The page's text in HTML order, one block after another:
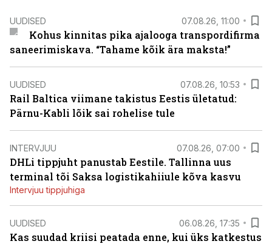
UUDISED 07.08.26, 11:00
Kohus kinnitas pika ajalooga transpordifirma
saneerimiskava. “Tahame kõik ära maksta!”
UUDISED 07.08.26, 10:53
Rail Baltica viimane takistus Eestis ületatud:
Pärnu-Kabli lõik sai rohelise tule
INTERVJUU 07.08.26, 07:00
DHLi tippjuht panustab Eestile. Tallinna uus
terminal tõi Saksa logistikahiiule kõva kasvu
Intervjuu tippjuhiga
UUDISED 06.08.26, 17:35
Kas suudad kriisi peatada enne, kui üks katkestus